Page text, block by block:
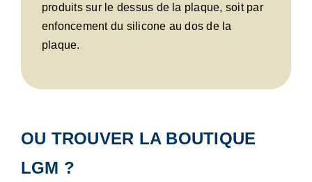
produits sur le dessus de la plaque, soit par
enfoncement du silicone au dos de la
plaque.
OU TROUVER LA BOUTIQUE
LGM ?